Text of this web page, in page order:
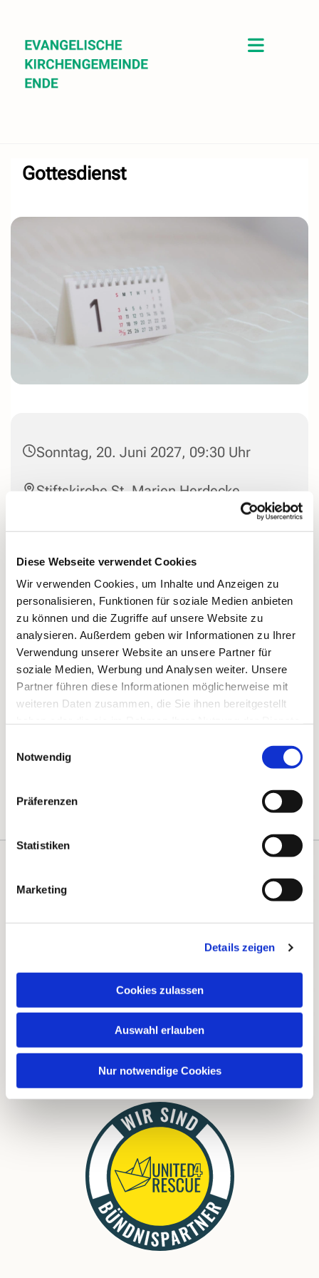
Diese Webseite verwendet Cookies
Wir verwenden Cookies, um Inhalte und Anzeigen zu
personalisieren, Funktionen für soziale Medien anbieten
zu können und die Zugriffe auf unsere Website zu
analysieren. Außerdem geben wir Informationen zu Ihrer
Verwendung unserer Website an unsere Partner für
soziale Medien, Werbung und Analysen weiter. Unsere
Partner führen diese Informationen möglicherweise mit
weiteren Daten zusammen, die Sie ihnen bereitgestellt
Notwendig
Präferenzen
Statistiken
Marketing
Details zeigen
Cookies zulassen
Auswahl erlauben
Nur notwendige Cookies
Gottesdienst
Sonntag, 20. Juni 2027, 09:30 Uhr
Stiftskirche St. Marien Herdecke,
Kalender
FAQ